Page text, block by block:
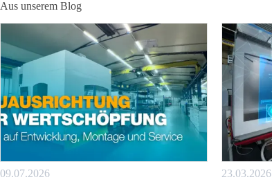
Aus unserem Blog
09.07.2026 23.03.2026